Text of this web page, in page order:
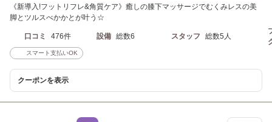
《新導入!フットリフレ&角質ケア》癒しの膝下マッサージでむくみレスの美
脚とツルスべかかとが叶う☆
口コミ 476件 設備 総数6 スタッフ 総数5人
スマート支払いOK
クーポンを表示